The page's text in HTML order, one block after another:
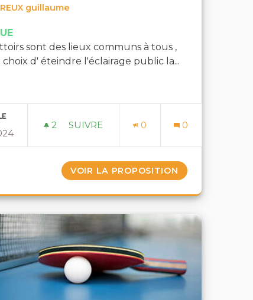
À GRATIEN
guillaume
sont des lieux communs à tous ,
choix d' éteindre l'éclairage public la...
2 2 ABONNÉS
SUIVRE 0 0
VOIR LA PROPOSITION ÉCLAIRAGE